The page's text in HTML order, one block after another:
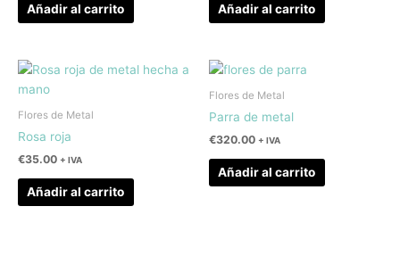
Añadir al carrito Añadir al carrito
Flores de Metal
Rosa roja
€35.00 + IVA
Añadir al carrito
Flores de Metal
Parra de metal
€320.00 + IVA
Añadir al carrito